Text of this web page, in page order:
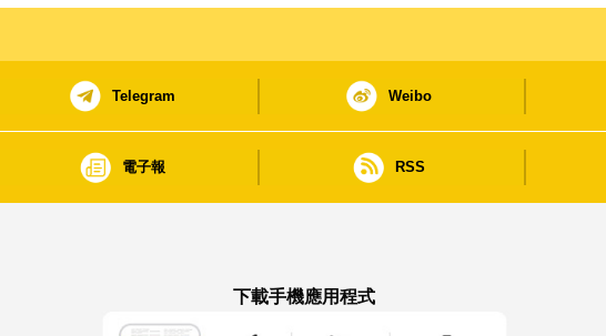
Telegram Weibo
電子報 RSS
下載手機應用程式